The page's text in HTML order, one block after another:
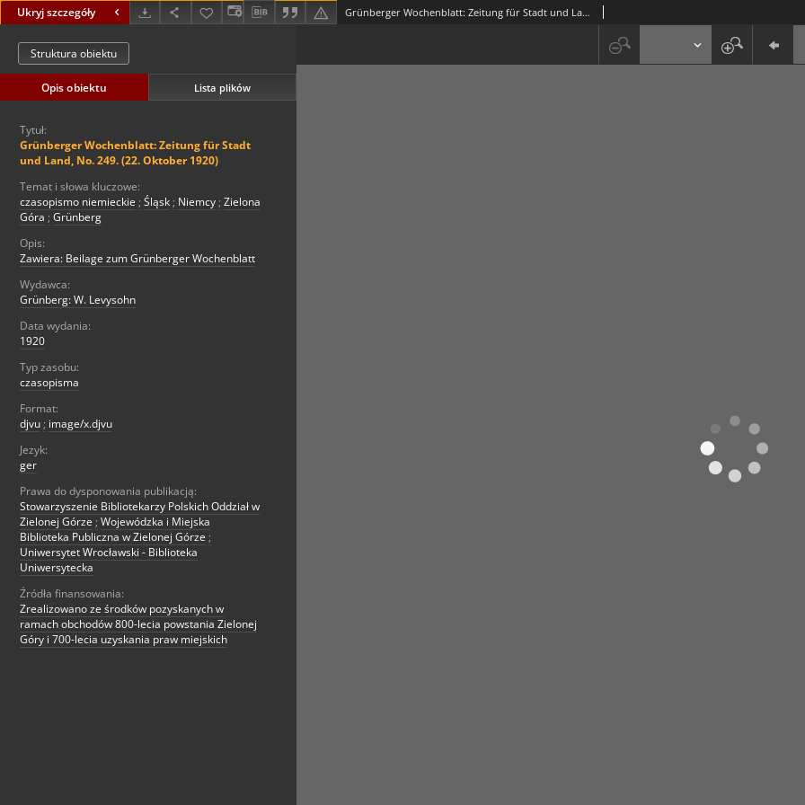
Ukryj szczegóły Grünberger Wochenblatt: Zeitung für Stadt und Land, No. 249. (22. Oktober 1920)
Struktura obiektu
Opis obiektu Lista plików
Tytuł:
Grünberger Wochenblatt: Zeitung für Stadt
und Land, No. 249. (22. Oktober 1920)
Temat i słowa kluczowe:
czasopismo niemieckie ; Śląsk ; Niemcy ; Zielona
Góra ; Grünberg
Opis:
Zawiera: Beilage zum Grünberger Wochenblatt
Wydawca:
Grünberg: W. Levysohn
Data wydania:
1920
Typ zasobu:
czasopisma
Format:
djvu ; image/x.djvu
Jezyk:
ger
Prawa do dysponowania publikacją:
Stowarzyszenie Bibliotekarzy Polskich Oddział w
Zielonej Górze ; Wojewódzka i Miejska
Biblioteka Publiczna w Zielonej Górze ;
Uniwersytet Wrocławski - Biblioteka
Uniwersytecka
Źródła finansowania:
Zrealizowano ze środków pozyskanych w
ramach obchodów 800-lecia powstania Zielonej
Góry i 700-lecia uzyskania praw miejskich